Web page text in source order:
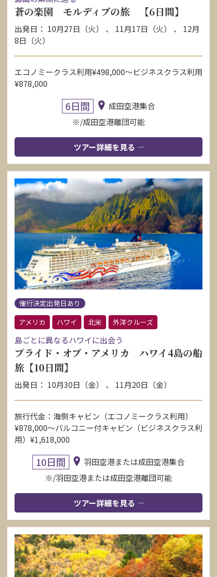
蒼の楽園 モルディブの旅 【6日間】
出発日： 10月27日（火） 、 11月17日（火） 、 12月
8日（火）
エコノミークラス利用¥498,000〜ビジネスクラス利用
¥878,000
6日間
成田空港集合
※/成田空港離団可能
ツアー詳細を見る
催行決定出発日あり
アメリカ
ハワイ 北米 外洋クルーズ
島ごとに異なるハワイに出会う
プライド・オブ・アメリカ ハワイ4島の船
旅【10日間】
出発日： 10月30日（金） 、 11月20日（金）
旅行代金：海側キャビン（エコノミークラス利用）
¥878,000〜バルコニー付キャビン（ビジネスクラス利
用）¥1,618,000
10日間
羽田空港または成田空港集合
※/羽田空港または成田空港離団可能
ツアー詳細を見る